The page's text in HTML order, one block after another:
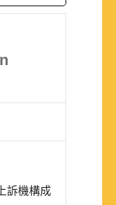
訴機構成